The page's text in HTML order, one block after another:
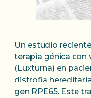
Un estudio
terapia génica con
(Luxturna) en
distrofia
gen RPE65. Este